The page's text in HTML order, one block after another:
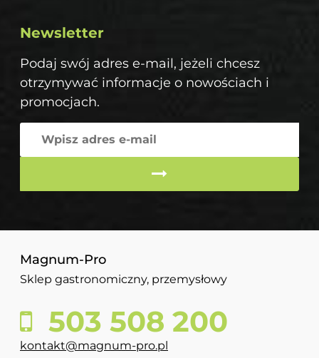
Newsletter
Podaj swój adres e-mail, jeżeli chcesz
otrzymywać informacje o nowościach i
promocjach.
Magnum-Pro
Sklep gastronomiczny, przemysłowy
503 508 200
kontakt@magnum-pro.pl